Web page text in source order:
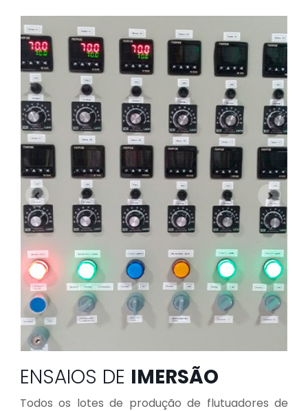
ENSAIOS DE IMERSÃO
Todos os lotes de produção de flutuadores de